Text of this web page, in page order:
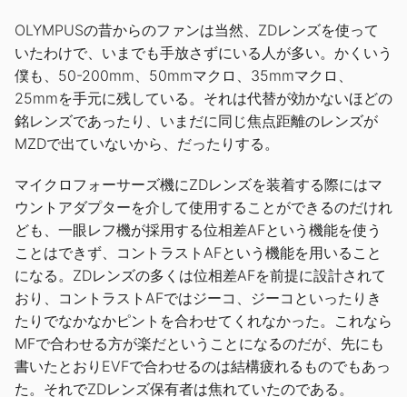
OLYMPUSの昔からのファンは当然、ZDレンズを使って
いたわけで、いまでも手放さずにいる人が多い。かくいう
僕も、50-200mm、50mmマクロ、35mmマクロ、
25mmを手元に残している。それは代替が効かないほどの
銘レンズであったり、いまだに同じ焦点距離のレンズが
MZDで出ていないから、だったりする。
マイクロフォーサーズ機にZDレンズを装着する際にはマ
ウントアダプターを介して使用することができるのだけれ
ども、一眼レフ機が採用する位相差AFという機能を使う
ことはできず、コントラストAFという機能を用いること
になる。ZDレンズの多くは位相差AFを前提に設計されて
おり、コントラストAFではジーコ、ジーコといったりき
たりでなかなかピントを合わせてくれなかった。これなら
MFで合わせる方が楽だということになるのだが、先にも
書いたとおりEVFで合わせるのは結構疲れるものでもあっ
た。それでZDレンズ保有者は焦れていたのである。